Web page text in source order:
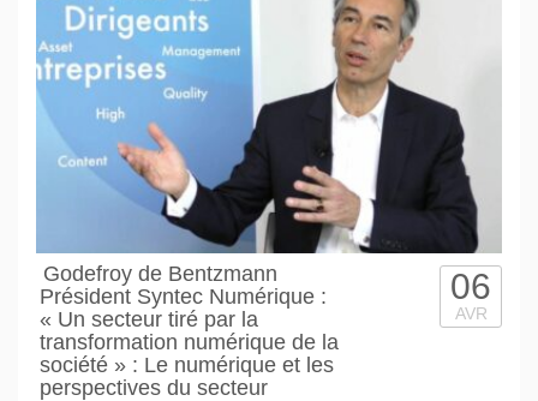
Godefroy de Bentzmann
Président Syntec Numérique :
« Un secteur tiré par la
transformation numérique de la
société » : Le numérique et les
perspectives du secteur
06
AVR